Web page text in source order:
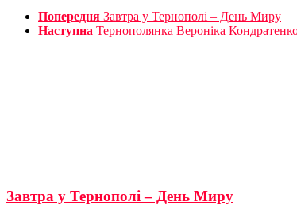
Попередня Завтра у Тернополі – День Миру
Наступна Тернополянка Вероніка
Завтра у Тернополі – День Миру